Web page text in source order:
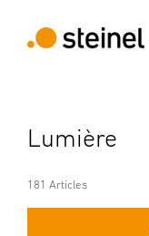
Recherche
Lumière
181 Articles